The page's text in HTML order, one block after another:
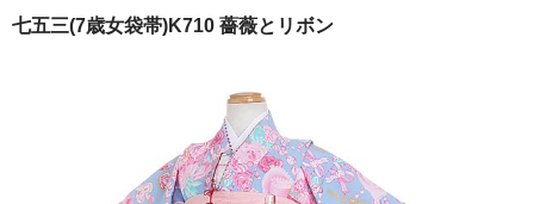
ご注文の流れ
七五三(7歳女袋帯)K710 薔薇とリボン